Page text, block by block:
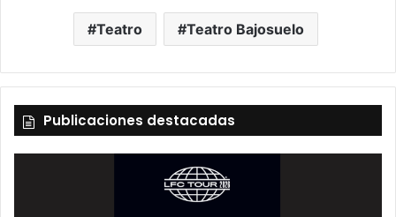
Teatro Teatro Bajosuelo
Publicaciones destacadas